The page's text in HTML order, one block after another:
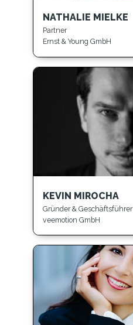
NATHALIE MIELKE
Partner
Ernst & Young GmbH
KEVIN MIROCHA
Gründer & Geschäftsführer
veemotion GmbH